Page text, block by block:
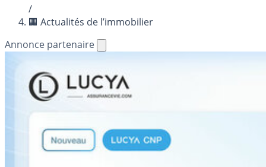
/
🏢 Actualités de l’immobilier
Annonce partenaire